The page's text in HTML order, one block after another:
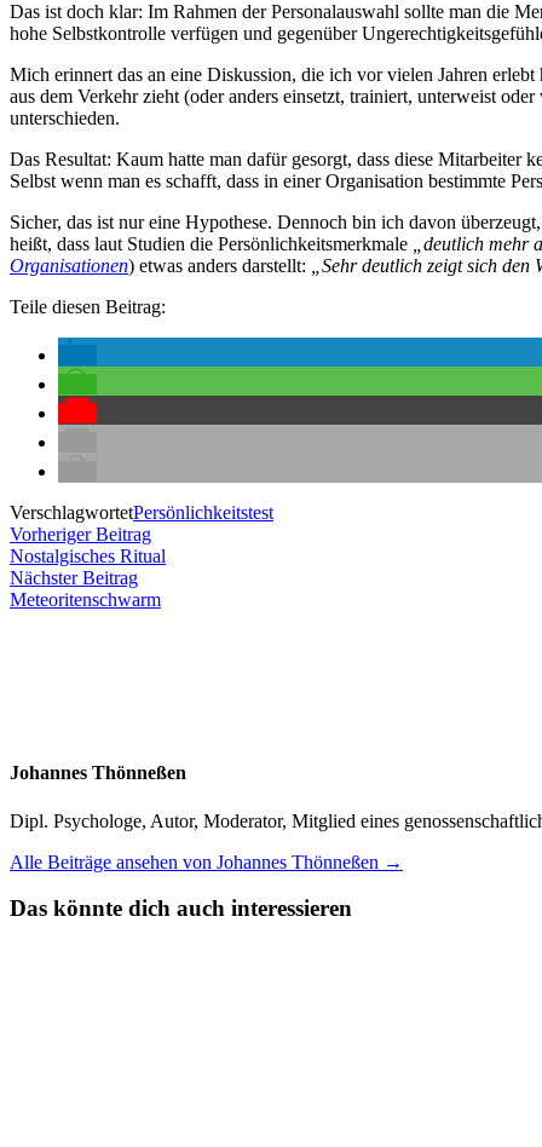
Das ist doch klar: Im Rahmen der Personalauswahl sollte man die
hohe Selbstkontrolle verfügen und gegenüber
Mich erinnert das an eine Diskussion, die ich vor vielen Jahren
aus dem Verkehr zieht (oder anders einsetzt, trainiert, unterweist
unterschieden.
Das Resultat: Kaum hatte man dafür gesorgt, dass diese Mitarbeiter
Selbst wenn man es schafft, dass in einer Organisation bestimmte
Sicher, das ist nur eine Hypothese. Dennoch bin ich davon
heißt, dass laut Studien die Persönlichkeitsmerkmale
„deutlich mehr
Organisationen) etwas anders darstellt:
„Sehr deutlich zeigt sich
Teile diesen Beitrag:
VerschlagwortetPersönlichkeitstest
Beitragsnavigation
Vorheriger BeitragVorheriger
Beitrag:
Nostalgisches Ritual
Nächster BeitragNächster
Beitrag:
Meteoritenschwarm
Johannes Thönneßen
Dipl. Psychologe, Autor, Moderator, Mitglied eines
Alle Beiträge ansehen von Johannes Thönneßen →
Das könnte dich auch interessieren